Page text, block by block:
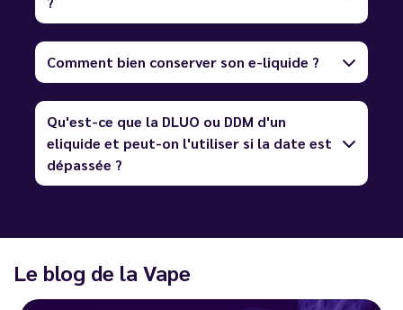
Comment bien conserver son e-liquide ?
Qu'est-ce que la DLUO ou DDM d'un
eliquide et peut-on l'utiliser si la date est
dépassée ?
Le blog de la Vape